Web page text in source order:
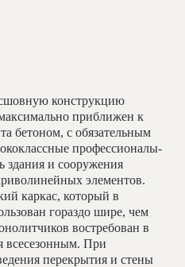
конструкцию
приближен к
бетоном, с обязательным
профессионалы-
здания и сооружения
элементов.
каркас, который в
гораздо шире, чем
востребован в
всесезонным. При
перекрытия и стены